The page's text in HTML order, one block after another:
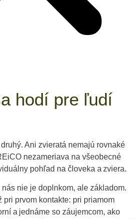
hodí pre ľudí
Ani zvieratá nemajú rovnaké
nezameriava na všeobecné
pohľad na človeka a zviera.
nie je doplnkom, ale základom.
pri prvom kontakte: pri priamom
a jednáme so záujemcom, ako